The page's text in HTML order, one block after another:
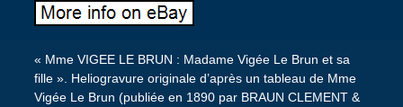
« Mme VIGEE LE BRUN : Madame Vigée Le Brun et sa
fille ». Heliogravure originale d’après un tableau de Mme
Vigée Le Brun (publiée en 1890 par BRAUN CLEMENT &